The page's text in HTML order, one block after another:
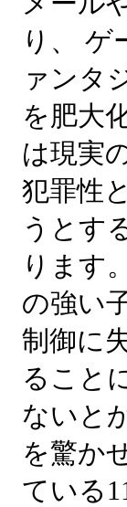
り、 ゲ
ァンタ
を肥大
は現実
犯罪性
うとす
ります
の強い
制御に
ること
ないと
を驚か
ている